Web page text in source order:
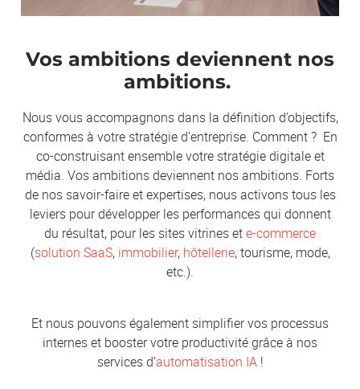
Vos ambitions deviennent nos
ambitions.
Nous vous accompagnons dans la définition d’objectifs,
conformes à votre stratégie d’entreprise. Comment ? En
co-construisant ensemble votre stratégie digitale et
média. Vos ambitions deviennent nos ambitions. Forts
de nos savoir-faire et expertises, nous activons tous les
leviers pour développer les performances qui donnent
du résultat, pour les sites vitrines ete-commerce
(solution SaaS, immobilier, hôtellerie, tourisme, mode,
etc.).
Et nous pouvons également simplifier vos processus
internes et booster votre productivité grâce à nos
services d’automatisation IA!